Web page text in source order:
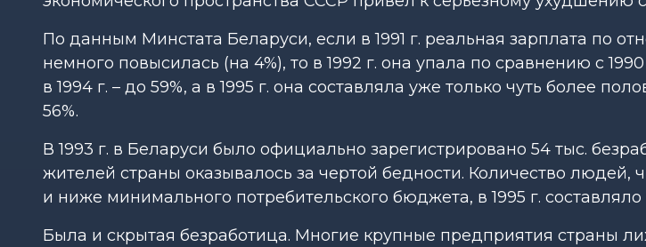
По данным Минстата Беларуси, если в 1991 г. реальная зарплата по
немного повысилась (на 4%), то в 1992 г. она упала по сравнению с 1990
в 1994 г. – до 59%, а в 1995 г. она составляла уже только чуть более
56%.
В 1993 г. в Беларуси было официально зарегистрировано 54 тыс.
жителей страны оказывалось за чертой бедности. Количество людей,
и ниже минимального потребительского бюджета, в 1995 г.
Была и скрытая безработица. Многие крупные предприятия страны